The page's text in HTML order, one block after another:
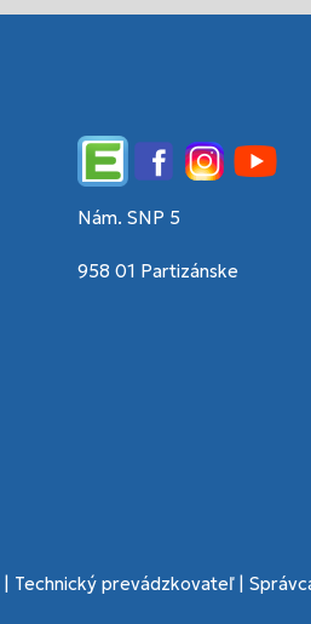
EdupageFacebookInstagramYouTube
Nám. SNP 5
958 01 Partizánske
| Technický prevádzkovateľ|